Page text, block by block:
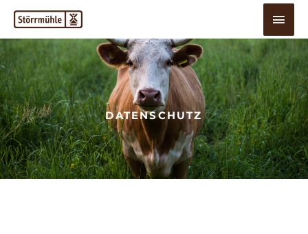
Zum
Inhalt
springen
DATENSCHUTZ